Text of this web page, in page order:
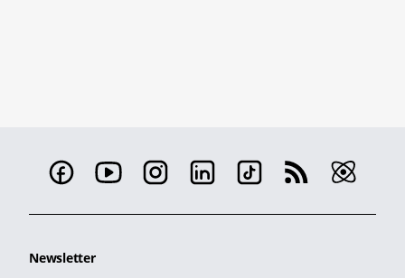
Newsletter